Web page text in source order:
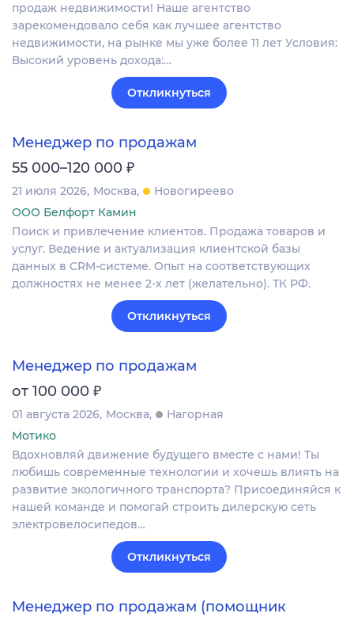
продаж недвижимости! Наше агентство
зарекомендовало себя как лучшее агентство
недвижимости, на рынке мы уже более 11 лет Условия:
Высокий уровень дохода:…
Откликнуться
Менеджер по продажам
55 000–120 000 ₽
21 июля 2026 Москва
Новогиреево
ООО Белфорт Камин
Поиск и привлечение клиентов. Продажа товаров и
услуг. Ведение и актуализация клиентской базы
данных в CRM‐системе. Опыт на соответствующих
должностях не менее 2-х лет (желательно). ТК РФ.
Откликнуться
Менеджер по продажам
от 100 000 ₽
01 августа 2026 Москва
Нагорная
Мотико
Вдохновляй движение будущего вместе с нами! Ты
любишь современные технологии и хочешь влиять на
развитие экологичного транспорта? Присоединяйся к
нашей команде и помогай строить дилерскую сеть
электровелосипедов…
Откликнуться
Менеджер по продажам (помощник